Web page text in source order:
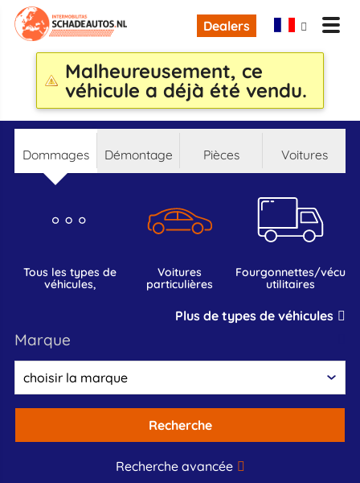
Dealers
Malheureusement, ce
véhicule a déjà été vendu.
dommages démontage pièces voitures
tous les types de
véhicules,
voitures
particulières
fourgonnettes/vécules
utilitaires
Plus de types de véhicules
marque
Recherche
Recherche avancée